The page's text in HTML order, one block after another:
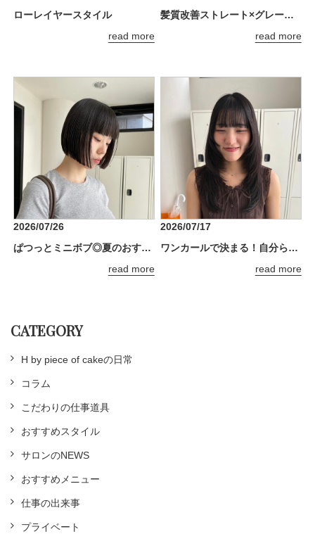
ローレイヤースタイル
read more
髪質改善ストレート×グレージュで理想のツヤ髪へ
read more
2026/07/26
ぱつっとミニボブ◎夏のおすすめスタイル
read more
2026/07/17
ワンカールで決まる！自分らしさ全開のザクザクレイヤー
read more
CATEGORY
H by piece of cakeの日常
コラム
こだわりの仕事道具
おすすめスタイル
サロンのNEWS
おすすめメニュー
仕事の出来事
プライベート